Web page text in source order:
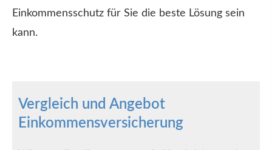
Einkommensschutz für Sie die beste Lösung sein
kann.
Vergleich und Angebot
Einkommensversicherung